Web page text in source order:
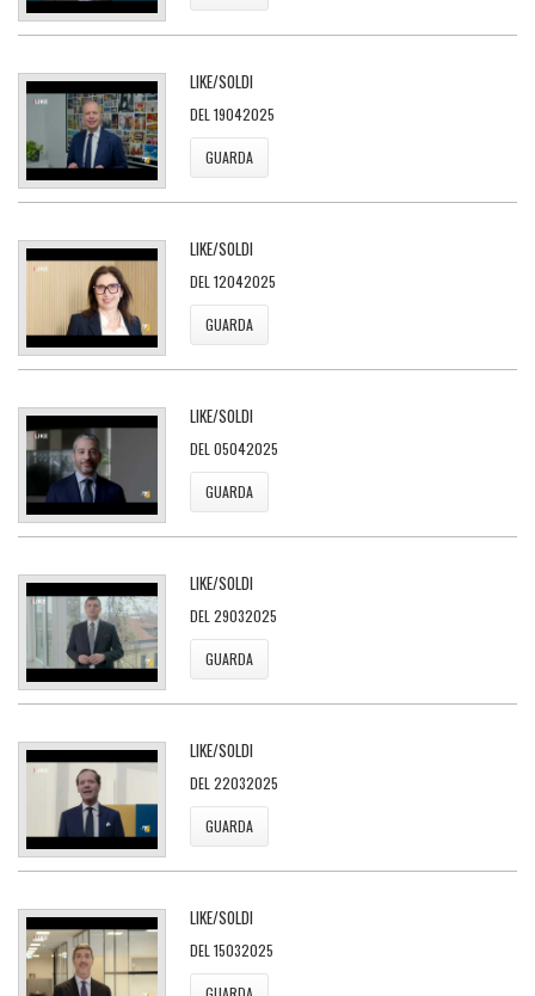
LIKE/SOLDI
DEL 19042025
GUARDA
LIKE/SOLDI
DEL 12042025
GUARDA
LIKE/SOLDI
DEL 05042025
GUARDA
LIKE/SOLDI
DEL 29032025
GUARDA
LIKE/SOLDI
DEL 22032025
GUARDA
LIKE/SOLDI
DEL 15032025